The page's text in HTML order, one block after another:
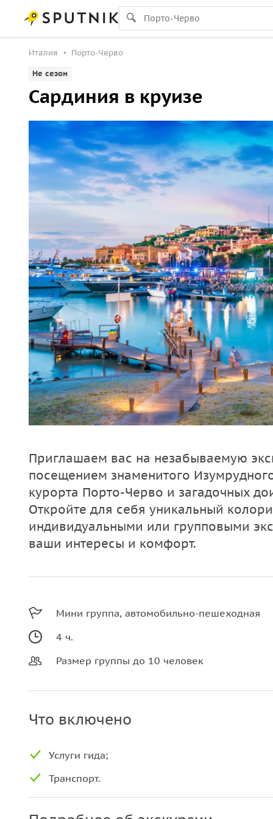
Италия
Порто-Черво
Не сезон
Сардиния в круизе
Приглашаем вас на незабываемую
посещением знаменитого
курорта Порто-Черво и загадочных
Откройте для себя уникальный
индивидуальными или групповыми
ваши интересы и комфорт.
Мини группа, автомобильно-пешеходная
4 ч.
Размер группы до 10 человек
Что включено
Услуги гида;
Транспорт.